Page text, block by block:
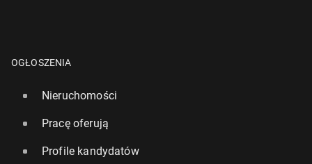
OGŁOSZENIA
Nieruchomości
Pracę oferują
Profile kandydatów